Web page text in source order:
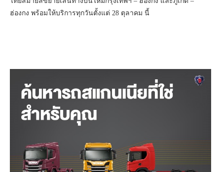
ฮ่องกง พร้อมให้บริการทุกวันตั้งแต่ 28 ตุลาคม นี้